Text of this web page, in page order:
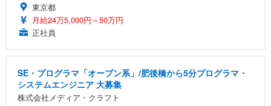
東京都
月給24万5,000円～50万円
正社員
SE・プログラマ「オープン系」/肥後橋から5分プログラマ・
システムエンジニア 大募集
株式会社メディア・クラフト